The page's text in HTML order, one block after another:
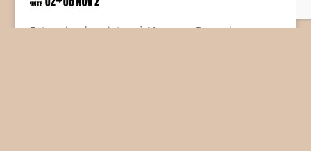
Entreprise de peinture à Marcq-en-Baroeulves